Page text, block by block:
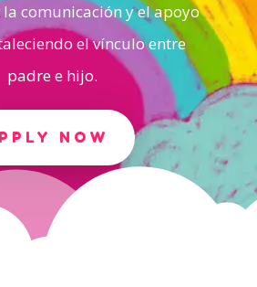
comunicación y el apoyo
el vínculo entre
padre e hijo.
NOW